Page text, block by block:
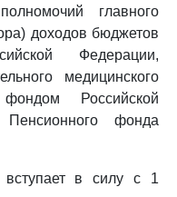
главного
доходов бюджетов
Федерации,
медицинского
Российской
фонда
в силу с 1